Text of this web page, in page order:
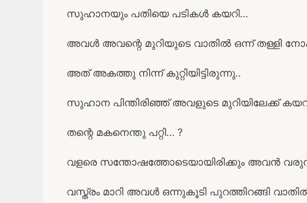
സുഹാനയും പതിയെ പടികൾ കയറി…
അവൾ അവന്റെ മുറിയുടെ വാതിൽ ഒന്ന് തള്ളി
അത് അകത്തു നിന്ന് കുറ്റിയിട്ടിരുന്നു..
സുഹാന പിന്തിരിഞ്ഞ് അവളുടെ മുറിയിലേക്ക്
തന്റെ മകനെന്തു പറ്റി… ?
വളരെ സന്തോഷത്തോടെയായിരിക്കും അവൻ
വസ്ത്രം മാറി അവൾ ഒന്നുകൂടി പുറത്തിറങ്ങി